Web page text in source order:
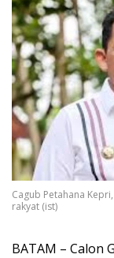
Cagub Petahana
rakyat (ist)
BATAM – Calon